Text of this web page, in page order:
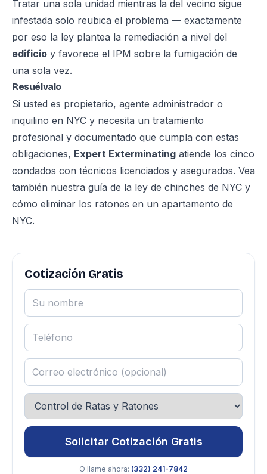
Tratar una sola unidad mientras la del vecino sigue
infestada solo reubica el problema — exactamente
por eso la ley plantea la remediación a nivel del
edificio y favorece el IPM sobre la fumigación de
una sola vez.
Resuélvalo
Si usted es propietario, agente administrador o
inquilino en NYC y necesita un tratamiento
profesional y documentado que cumpla con estas
obligaciones, Expert Exterminating atiende los cinco
condados con técnicos licenciados y asegurados. Vea
también nuestra guía de la ley de chinches de NYC y
cómo eliminar los ratones en un apartamento de
NYC.
Cotización Gratis
Solicitar Cotización Gratis
O llame ahora: (332) 241-7842